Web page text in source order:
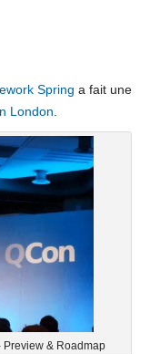
Spring a fait une
London
& Roadmap